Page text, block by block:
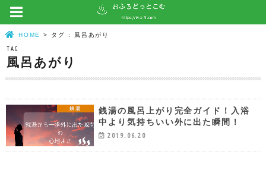
HOME タグ : 風呂あがり
TAG
風呂あがり
銭湯
銭湯の風呂上がり完全ガイド！入浴
中より気持ちいい外に出た瞬間！
2019.06.20